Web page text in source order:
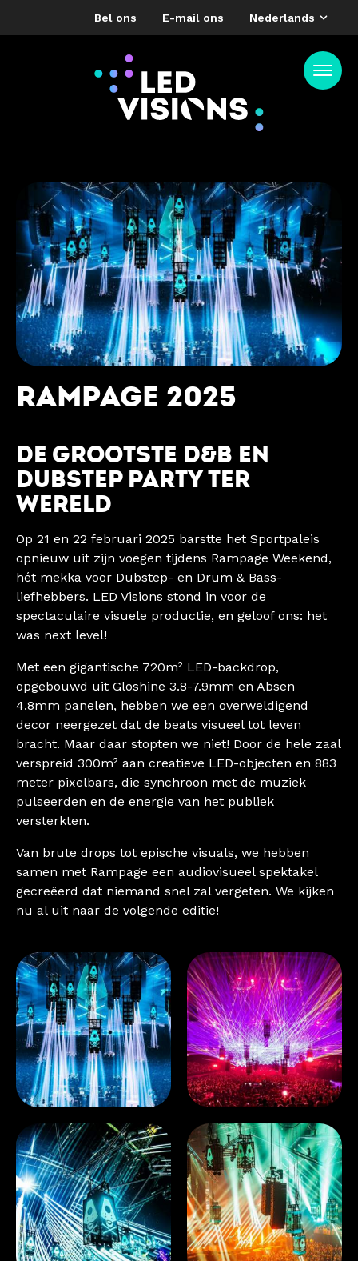
Bel ons E-mail ons Nederlands
RAMPAGE 2025
DE GROOTSTE D&B EN
DUBSTEP PARTY TER
WERELD
Op 21 en 22 februari 2025 barstte het Sportpaleis
opnieuw uit zijn voegen tijdens Rampage Weekend,
hét mekka voor Dubstep- en Drum & Bass-
liefhebbers. LED Visions stond in voor de
spectaculaire visuele productie, en geloof ons: het
was next level!
Met een gigantische 720m² LED-backdrop,
opgebouwd uit Gloshine 3.8-7.9mm en Absen
4.8mm panelen, hebben we een overweldigend
decor neergezet dat de beats visueel tot leven
bracht. Maar daar stopten we niet! Door de hele zaal
verspreid 300m² aan creatieve LED-objecten en 883
meter pixelbars, die synchroon met de muziek
pulseerden en de energie van het publiek
versterkten.
Van brute drops tot epische visuals, we hebben
samen met Rampage een audiovisueel spektakel
gecreëerd dat niemand snel zal vergeten. We kijken
nu al uit naar de volgende editie!